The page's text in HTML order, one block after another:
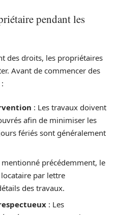
pendant les
des droits, les propriétaires
Avant de commencer des
: Les travaux doivent
afin de minimiser les
fériés sont généralement
mentionné précédemment, le
par lettre
des travaux.
: Les